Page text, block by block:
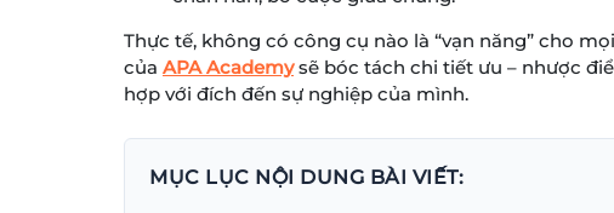
Thực tế, không có công cụ nào là “vạn năng” cho
của APA Academysẽ bóc tách chi tiết ưu – nhược
hợp với đích đến sự nghiệp của mình.
MỤC LỤC NỘI DUNG BÀI VIẾT: